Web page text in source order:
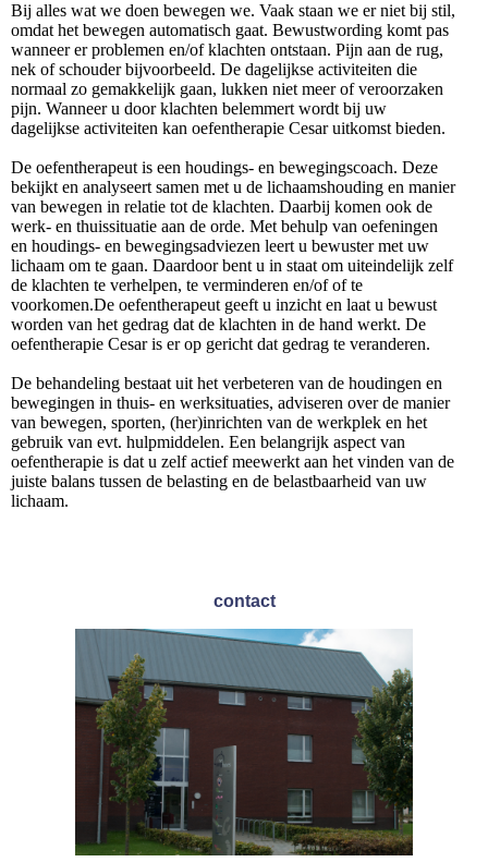
Bij alles wat we doen bewegen we. Vaak staan we er niet bij stil,
omdat het bewegen automatisch gaat. Bewustwording komt pas
wanneer er problemen en/of klachten ontstaan. Pijn aan de rug,
nek of schouder bijvoorbeeld. De dagelijkse activiteiten die
normaal zo gemakkelijk gaan, lukken niet meer of veroorzaken
pijn. Wanneer u door klachten belemmert wordt bij uw
dagelijkse activiteiten kan oefentherapie Cesar uitkomst bieden.
De oefentherapeut is een houdings- en bewegingscoach. Deze
bekijkt en analyseert samen met u de lichaamshouding en manier
van bewegen in relatie tot de klachten. Daarbij komen ook de
werk- en thuissituatie aan de orde. Met behulp van oefeningen
en houdings- en bewegingsadviezen leert u bewuster met uw
lichaam om te gaan. Daardoor bent u in staat om uiteindelijk zelf
de klachten te verhelpen, te verminderen en/of of te
voorkomen.De oefentherapeut geeft u inzicht en laat u bewust
worden van het gedrag dat de klachten in de hand werkt. De
oefentherapie Cesar is er op gericht dat gedrag te veranderen.
De behandeling bestaat uit het verbeteren van de houdingen en
bewegingen in thuis- en werksituaties, adviseren over de manier
van bewegen, sporten, (her)inrichten van de werkplek en het
gebruik van evt. hulpmiddelen. Een belangrijk aspect van
oefentherapie is dat u zelf actief meewerkt aan het vinden van de
juiste balans tussen de belasting en de belastbaarheid van uw
lichaam.
contact